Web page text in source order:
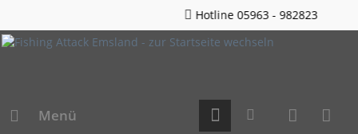
Hotline 05963 - 982823
Menü